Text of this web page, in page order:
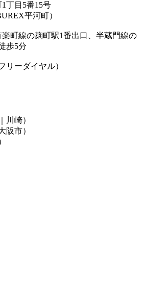
丁目5番15号
平河町）
町線の麹町駅1番出口、半蔵門線の
歩5分
リーダイヤル）
川崎）
阪市）